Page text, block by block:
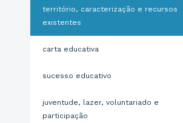
território, caracterização e recursos
existentes
carta educativa
sucesso educativo
juventude, lazer, voluntariado e
participação